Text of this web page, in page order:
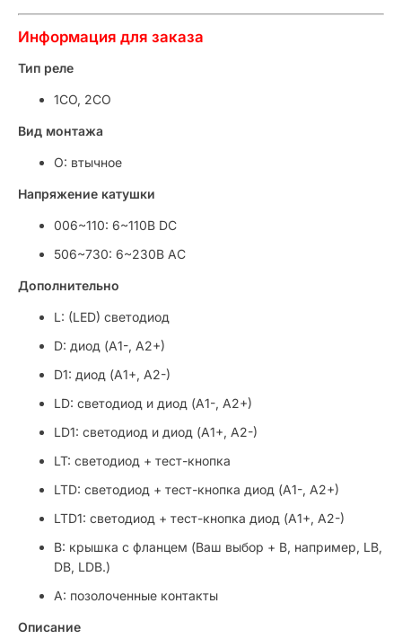
Информация для заказа
Тип реле
1CO, 2CO
Вид монтажа
O: втычное
Напряжение катушки
006~110: 6~110В DC
506~730: 6~230В AC
Дополнительно
L: (LED) светодиод
D: диод (А1-, А2+)
D1: диод (А1+, А2-)
LD: светодиод и диод (А1-, А2+)
LD1: светодиод и диод (А1+, А2-)
LT: светодиод + тест-кнопка
LTD: светодиод + тест-кнопка диод (А1-, А2+)
LTD1: светодиод + тест-кнопка диод (А1+, А2-)
B: крышка с фланцем (Ваш выбор + B, например, LB,
DB, LDB.)
A: позолоченные контакты
Описание